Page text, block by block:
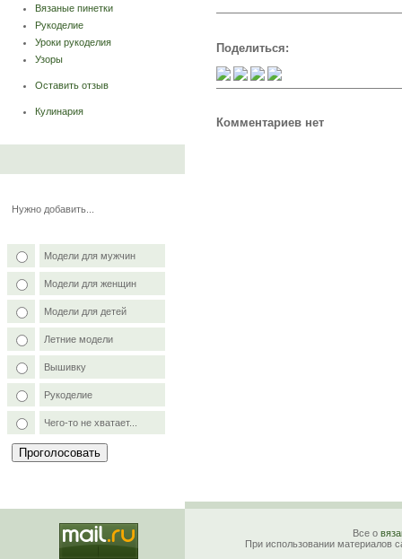
Вязаные пинетки
Рукоделие
Уроки рукоделия
Узоры
Оставить отзыв
Кулинария
Нужно добавить...
Модели для мужчин
Модели для женщин
Модели для детей
Летние модели
Вышивку
Рукоделие
Чего-то не хватает...
Поделиться:
Комментариев нет
Все о
При использовании материалов